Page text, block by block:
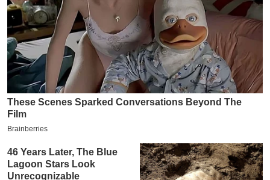
ट
I
P
L
2
0
2
6
इ
म